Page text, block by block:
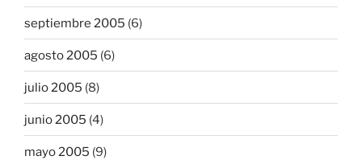
septiembre 2005 (6)
agosto 2005 (6)
julio 2005 (8)
junio 2005 (4)
mayo 2005 (9)